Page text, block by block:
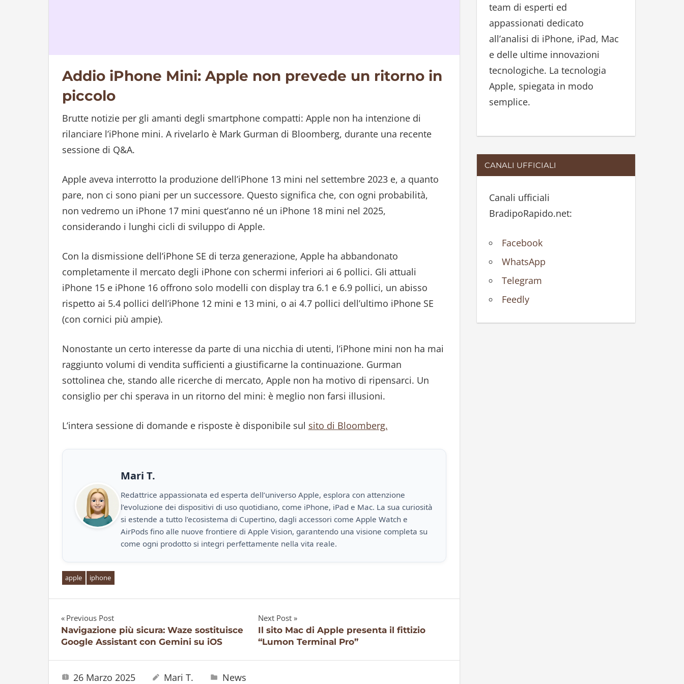
Addio iPhone Mini: Apple non prevede un ritorno in
piccolo
Brutte notizie per gli amanti degli smartphone compatti: Apple non ha intenzione di
rilanciare l’iPhone mini. A rivelarlo è Mark Gurman di Bloomberg, durante una recente
sessione di Q&A.
Apple aveva interrotto la produzione dell’iPhone 13 mini nel settembre 2023 e, a quanto
pare, non ci sono piani per un successore. Questo significa che, con ogni probabilità,
non vedremo un iPhone 17 mini quest’anno né un iPhone 18 mini nel 2025,
considerando i lunghi cicli di sviluppo di Apple.
Con la dismissione dell’iPhone SE di terza generazione, Apple ha abbandonato
completamente il mercato degli iPhone con schermi inferiori ai 6 pollici. Gli attuali
iPhone 15 e iPhone 16 offrono solo modelli con display tra 6.1 e 6.9 pollici, un abisso
rispetto ai 5.4 pollici dell’iPhone 12 mini e 13 mini, o ai 4.7 pollici dell’ultimo iPhone SE
(con cornici più ampie).
Nonostante un certo interesse da parte di una nicchia di utenti, l’iPhone mini non ha mai
raggiunto volumi di vendita sufficienti a giustificarne la continuazione. Gurman
sottolinea che, stando alle ricerche di mercato, Apple non ha motivo di ripensarci. Un
consiglio per chi sperava in un ritorno del mini: è meglio non farsi illusioni.
L’intera sessione di domande e risposte è disponibile sul sito di Bloomberg.
Mari T.
Redattrice appassionata ed esperta dell’universo Apple, esplora con attenzione
l’evoluzione dei dispositivi di uso quotidiano, come iPhone, iPad e Mac. La sua curiosità
si estende a tutto l’ecosistema di Cupertino, dagli accessori come Apple Watch e
AirPods fino alle nuove frontiere di Apple Vision, garantendo una visione completa su
come ogni prodotto si integri perfettamente nella vita reale.
apple iphone
Navigazione
articoli
Previous Post
Navigazione più sicura: Waze sostituisce
Google Assistant con Gemini su iOS
Next Post
Il sito Mac di Apple presenta il fittizio
“Lumon Terminal Pro”
26 Marzo 2025 Mari T. News
:
team di esperti ed
appassionati dedicato
all’analisi di iPhone, iPad, Mac
e delle ultime innovazioni
tecnologiche. La tecnologia
Apple, spiegata in modo
semplice.
CANALI UFFICIALI
Canali ufficiali
BradipoRapido.net:
Facebook
WhatsApp
Telegram
Feedly